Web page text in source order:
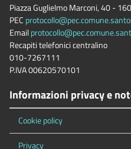
Piazza Guglielmo Marconi, 40 -
PEC
Email
Recapiti telefonici centralino
010-7267111
P.IVA 00620570101
Informazioni privacy e
Cookie policy
Privacy